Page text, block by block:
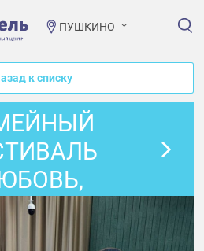
ПУШКИНО
к списку
СЕМЬЯ И